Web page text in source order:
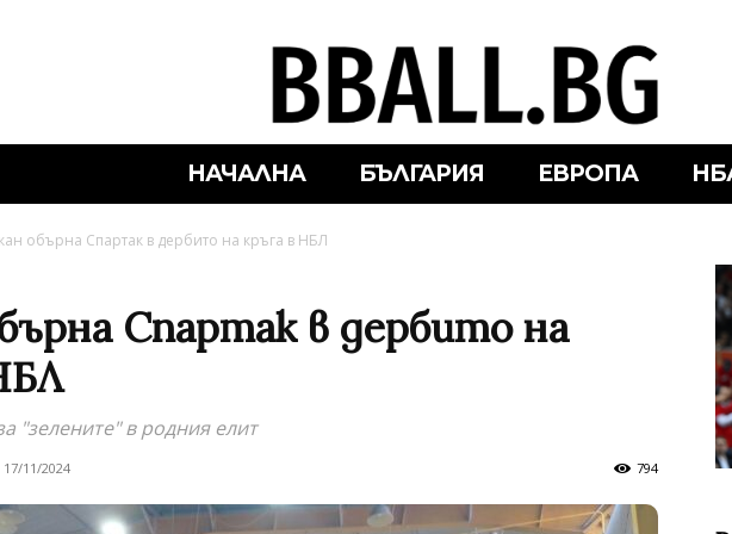
НАЧАЛНА БЪЛГАРИЯ ЕВРОПА
обърна Спартак в дербито на кръга в НБЛ
Спартак в дербито на
"зелените" в родния елит
17/11/2024 794